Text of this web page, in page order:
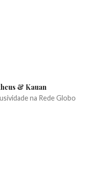
& Kauan
na Rede Globo